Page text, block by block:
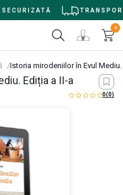
0
Istoria mirodeniilor în Evul Mediu.
Ediția a II-a
0(0)